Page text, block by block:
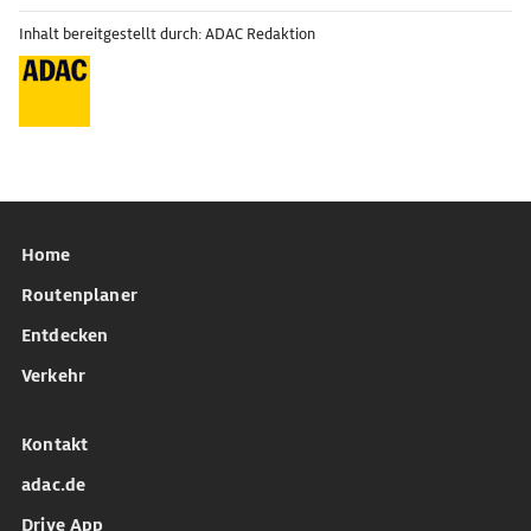
Inhalt bereitgestellt durch: ADAC Redaktion
Home
Routenplaner
Entdecken
Verkehr
Kontakt
adac.de
Drive App